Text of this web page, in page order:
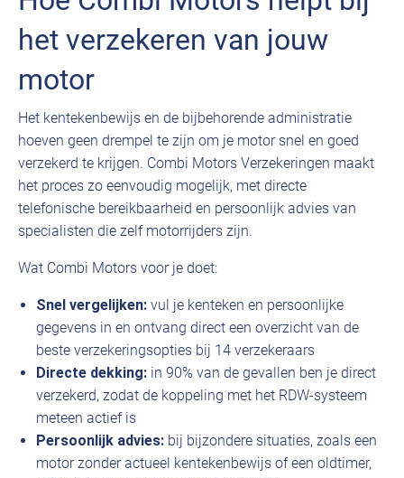
het verzekeren van jouw
motor
Het kentekenbewijs en de bijbehorende administratie
hoeven geen drempel te zijn om je motor snel en goed
verzekerd te krijgen. Combi Motors Verzekeringen maakt
het proces zo eenvoudig mogelijk, met directe
telefonische bereikbaarheid en persoonlijk advies van
specialisten die zelf motorrijders zijn.
Wat Combi Motors voor je doet:
Snel vergelijken: vul je kenteken en persoonlijke
gegevens in en ontvang direct een overzicht van de
beste verzekeringsopties bij 14 verzekeraars
Directe dekking: in 90% van de gevallen ben je direct
verzekerd, zodat de koppeling met het RDW-systeem
meteen actief is
Persoonlijk advies: bij bijzondere situaties, zoals een
motor zonder actueel kentekenbewijs of een oldtimer,